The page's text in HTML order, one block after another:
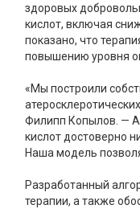
здоровых
кислот, включая
показано, что
повышению уровня
«Мы построили
Филипп Копылов. —
кислот достоверно
Наша модель
Разработанный
терапии, а также